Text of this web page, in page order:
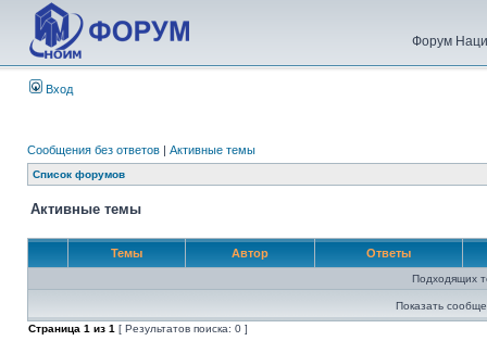
Форум
Вход
Сообщения без ответов | Активные темы
Список форумов
Активные темы
Темы Автор Ответы
Подходящих
Показать
Страница 1 из 1 [ Результатов поиска: 0 ]